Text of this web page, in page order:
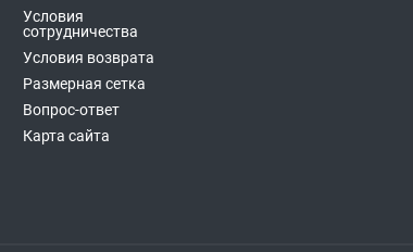
Условия
сотрудничества
Условия возврата
Размерная сетка
Вопрос-ответ
Карта сайта